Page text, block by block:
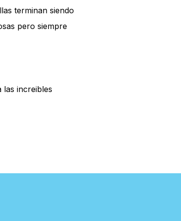
terminan siendo
pero siempre
las increibles